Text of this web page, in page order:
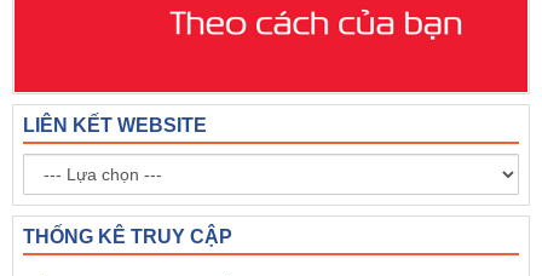
LIÊN KẾT WEBSITE
THỐNG KÊ TRUY CẬP